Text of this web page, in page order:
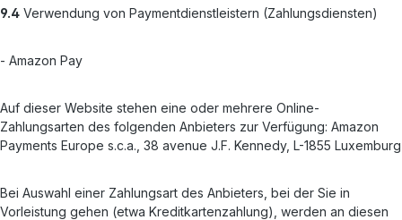
9.4 Verwendung von Paymentdienstleistern (Zahlungsdiensten)
- Amazon Pay
Auf dieser Website stehen eine oder mehrere Online-
Zahlungsarten des folgenden Anbieters zur Verfügung: Amazon
Payments Europe s.c.a., 38 avenue J.F. Kennedy, L-1855 Luxemburg
Bei Auswahl einer Zahlungsart des Anbieters, bei der Sie in
Vorleistung gehen (etwa Kreditkartenzahlung), werden an diesen